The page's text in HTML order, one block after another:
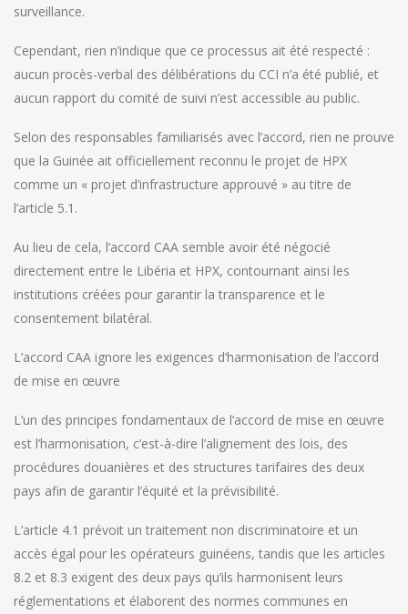
surveillance.
Cependant, rien n’indique que ce processus ait été respecté :
aucun procès-verbal des délibérations du CCI n’a été publié, et
aucun rapport du comité de suivi n’est accessible au public.
Selon des responsables familiarisés avec l’accord, rien ne prouve
que la Guinée ait officiellement reconnu le projet de HPX
comme un « projet d’infrastructure approuvé » au titre de
l’article 5.1.
Au lieu de cela, l’accord CAA semble avoir été négocié
directement entre le Libéria et HPX, contournant ainsi les
institutions créées pour garantir la transparence et le
consentement bilatéral.
L’accord CAA ignore les exigences d’harmonisation de l’accord
de mise en œuvre
L’un des principes fondamentaux de l’accord de mise en œuvre
est l’harmonisation, c’est-à-dire l’alignement des lois, des
procédures douanières et des structures tarifaires des deux
pays afin de garantir l’équité et la prévisibilité.
L’article 4.1 prévoit un traitement non discriminatoire et un
accès égal pour les opérateurs guinéens, tandis que les articles
8.2 et 8.3 exigent des deux pays qu’ils harmonisent leurs
réglementations et élaborent des normes communes en